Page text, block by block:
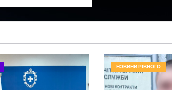
НОВИНИ РІВНОГО